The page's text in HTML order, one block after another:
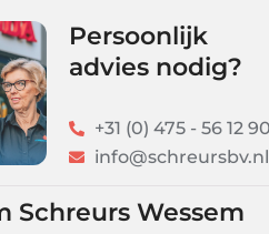
Persoonlijk
advies nodig?
+31 (0) 475 - 56 12 90
info@schreursbv.nl
Wessem